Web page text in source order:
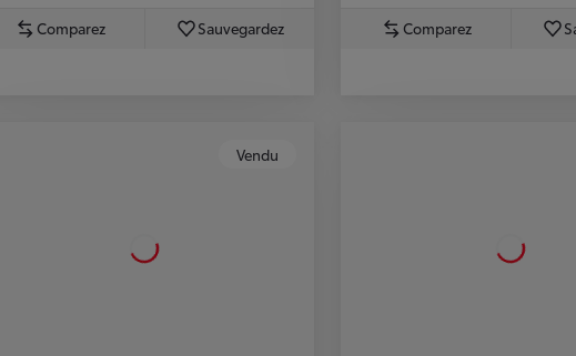
Comparez Sauvegardez Comparez
Vendu